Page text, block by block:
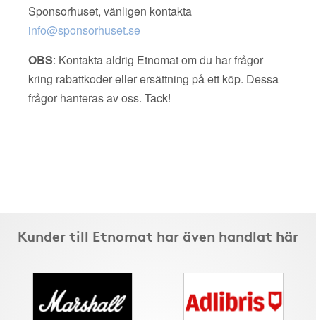
Sponsorhuset, vänligen kontakta
info@sponsorhuset.se
OBS: Kontakta aldrig Etnomat om du har frågor
kring rabattkoder eller ersättning på ett köp. Dessa
frågor hanteras av oss. Tack!
Kunder till Etnomat har även handlat här